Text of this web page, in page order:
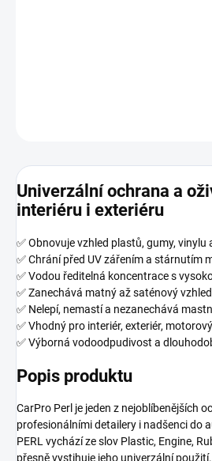
Univerzální ochrana a
interiéru i exteriéru
✅ Obnovuje vzhled plastů, gumy, vinylu
✅ Chrání před UV zářením a stárnutím
✅ Vodou ředitelná koncentrace s
✅ Zanechává matný až saténový
✅ Nelepí, nemastí a nezanechává
✅ Vhodný pro interiér, exteriér,
✅ Výborná vodoodpudivost a
Popis produktu
CarPro Perl je jeden z nejoblíbenějších
profesionálními detailery i nadšenci do
PERL vychází ze slov Plastic, Engine,
přesně vystihuje jeho univerzální použití.